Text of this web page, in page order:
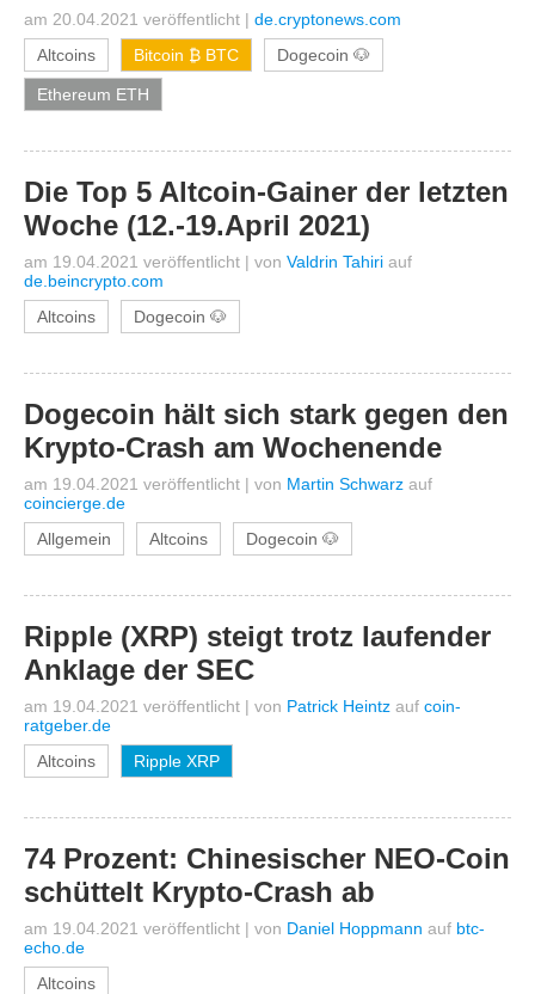
am 20.04.2021 veröffentlicht | de.cryptonews.com
Altcoins
Bitcoin ₿ BTC Dogecoin 🐶
Ethereum ETH
Die Top 5 Altcoin-Gainer der letzten
Woche (12.-19.April 2021)
am 19.04.2021 veröffentlicht | von Valdrin Tahiri auf
de.beincrypto.com
Altcoins
Dogecoin 🐶
Dogecoin hält sich stark gegen den
Krypto-Crash am Wochenende
am 19.04.2021 veröffentlicht | von Martin Schwarz auf
coincierge.de
Allgemein
Altcoins Dogecoin 🐶
Ripple (XRP) steigt trotz laufender
Anklage der SEC
am 19.04.2021 veröffentlicht | von Patrick Heintz auf coin-
ratgeber.de
Altcoins
Ripple XRP
74 Prozent: Chinesischer NEO-Coin
schüttelt Krypto-Crash ab
am 19.04.2021 veröffentlicht | von Daniel Hoppmann auf btc-
echo.de
Altcoins